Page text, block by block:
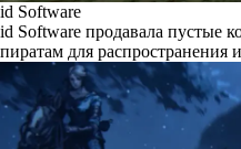
id Software
id Software продавала пустые
пиратам для распространения